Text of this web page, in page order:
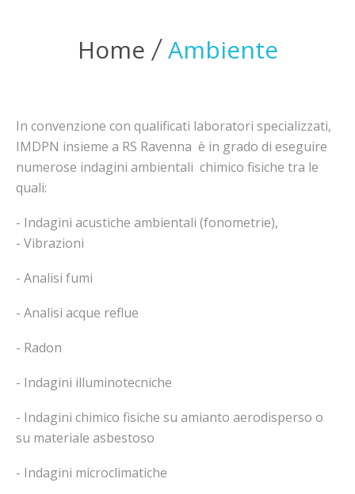
Home Ambiente
In convenzione con qualificati laboratori specializzati,
IMDPN insieme a RS Ravenna è in grado di eseguire
numerose indagini ambientali chimico fisiche tra le
quali:
- Indagini acustiche ambientali (fonometrie),
- Vibrazioni
- Analisi fumi
- Analisi acque reflue
- Radon
- Indagini illuminotecniche
- Indagini chimico fisiche su amianto aerodisperso o
su materiale asbestoso
- Indagini microclimatiche